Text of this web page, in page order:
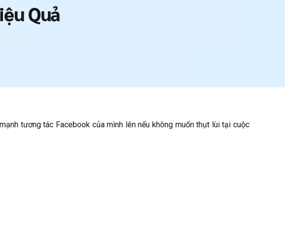
Quả
tương tác Facebook của mình lên nếu không muốn thụt lùi tại cuộc